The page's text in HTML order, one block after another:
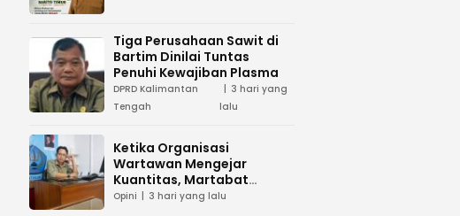
Tiga Perusahaan Sawit di
Bartim Dinilai Tuntas
Penuhi Kewajiban Plasma
DPRD Kalimantan
Tengah
3 hari yang
lalu
Ketika Organisasi
Wartawan Mengejar
Kuantitas, Martabat
Profesi Menjadi Taruhan
Opini 3 hari yang lalu